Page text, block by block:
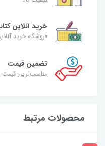
خرید آنلاین
فروشگاه خرید
تضمین قیمت
مناسب‌ترین قیمت
محصولات مرتبط